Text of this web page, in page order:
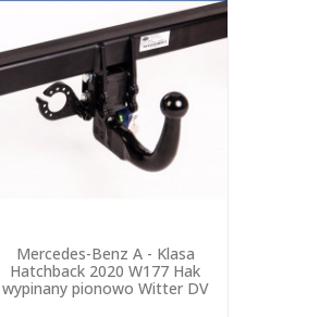
Mercedes-Benz A - Klasa
Hatchback 2020 W177 Hak
wypinany pionowo Witter DV